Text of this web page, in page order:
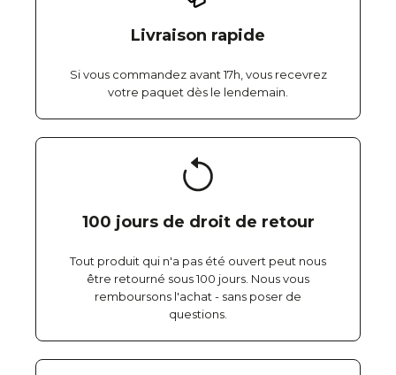
Livraison rapide
Si vous commandez avant 17h, vous recevrez
votre paquet dès le lendemain.
100 jours de droit de retour
Tout produit qui n'a pas été ouvert peut nous
être retourné sous 100 jours. Nous vous
remboursons l'achat - sans poser de
questions.